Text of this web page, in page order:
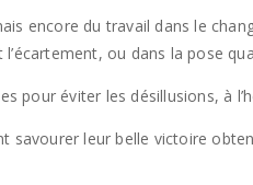
encore du travail dans le
ou dans la pose
pour éviter les désillusions, à
savourer leur belle victoire